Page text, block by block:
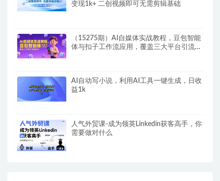
变现1k+ 二创视频即可无需剪辑基础
（15275期）AI自媒体实战教程，豆包智能
体与扣子工作流应用，覆盖三大平台引流技
AI自动写小说，利用AI工具一键生成，日收
益1k
人气外贸课-成为领英Linkedin获客高手，你
需要做对什么